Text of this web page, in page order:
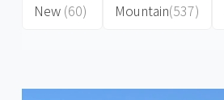
New (60)
Mountain(537)